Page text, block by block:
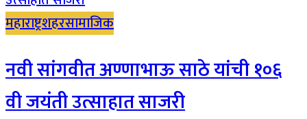
महाराष्ट्रशहरसामाजिक
नवी सांगवीत अण्णाभाऊ साठे यांची १०६
वी जयंती उत्साहात साजरी